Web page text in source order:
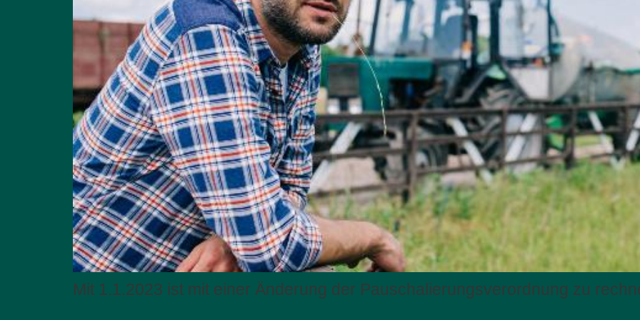
Mit 1.1.2023 ist mit einer Änderung der Pauschalierungsverordnung zu